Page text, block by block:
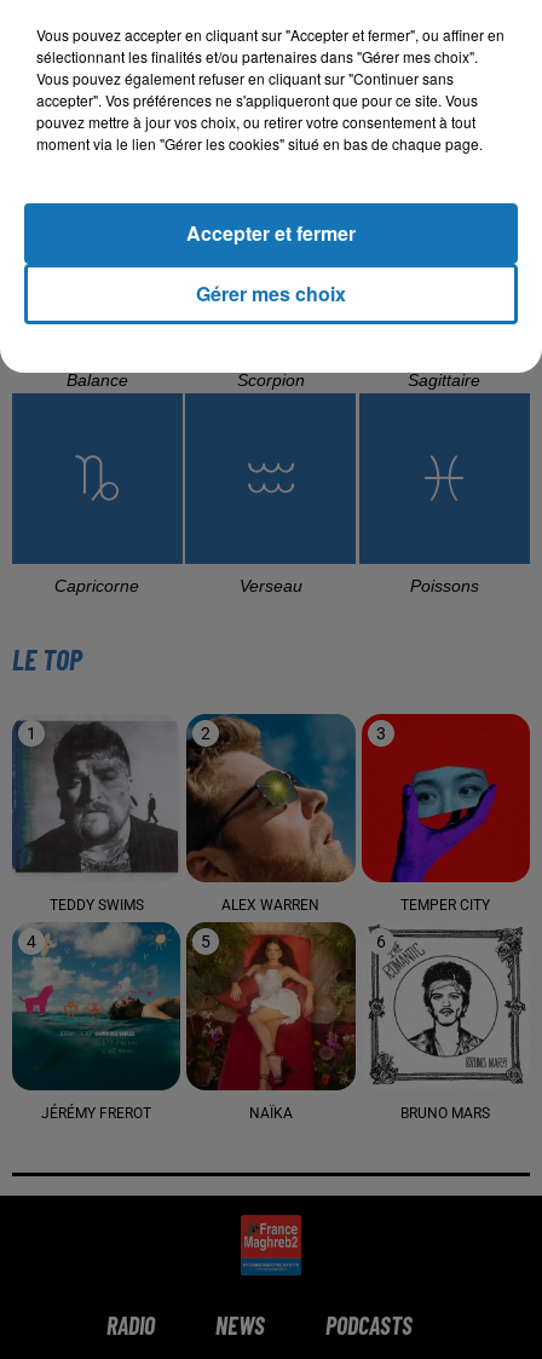
Balance Scorpion Sagittaire
Capricorne Verseau Poissons
LE TOP
1
TEDDY SWIMS
2
ALEX WARREN
3
TEMPER CITY
4
JÉRÉMY FREROT
5
NAÏKA
6
BRUNO MARS
RADIO NEWS PODCASTS
Vous pouvez accepter en cliquant sur "Accepter et fermer", ou affiner en
sélectionnant les finalités et/ou partenaires dans "Gérer mes choix".
Vous pouvez également refuser en cliquant sur "Continuer sans
accepter". Vos préférences ne s'appliqueront que pour ce site. Vous
pouvez mettre à jour vos choix, ou retirer votre consentement à tout
moment via le lien "Gérer les cookies" situé en bas de chaque page.
Gérer mes choix
Accepter et fermer